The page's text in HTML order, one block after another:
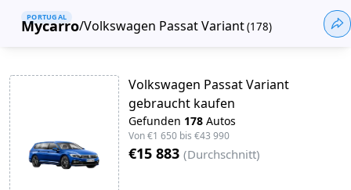
Mycarro
PORTUGAL
/Volkswagen Passat Variant(178)
Volkswagen Passat Variant
gebraucht kaufen
Gefunden 178 Autos
Von€1 650 bis €43 990
€15 883 (Durchschnitt)